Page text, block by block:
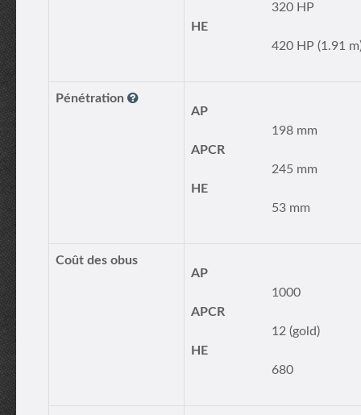
320 HP
HE
420 HP (1.91
Pénétration
AP
198 mm
APCR
245 mm
HE
53 mm
Coût des obus
AP
1000
APCR
12 (gold)
HE
680